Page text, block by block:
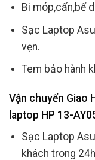
Bi móp,cấn,bể
Sạc Laptop
vẹn.
Tem bảo hành
Vận chuyển Giao
laptop HP 13-
Sạc Laptop
khách trong